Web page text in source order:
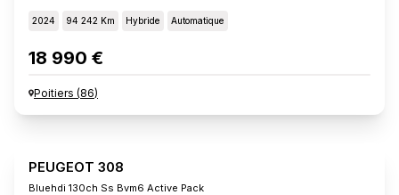
2024 94 242 Km Hybride Automatique
18 990 €
Poitiers (86)
PEUGEOT 308
Bluehdi 130ch Ss Bvm6 Active Pack